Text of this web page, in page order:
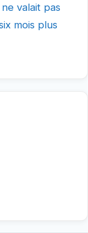
valait pas
mois plus